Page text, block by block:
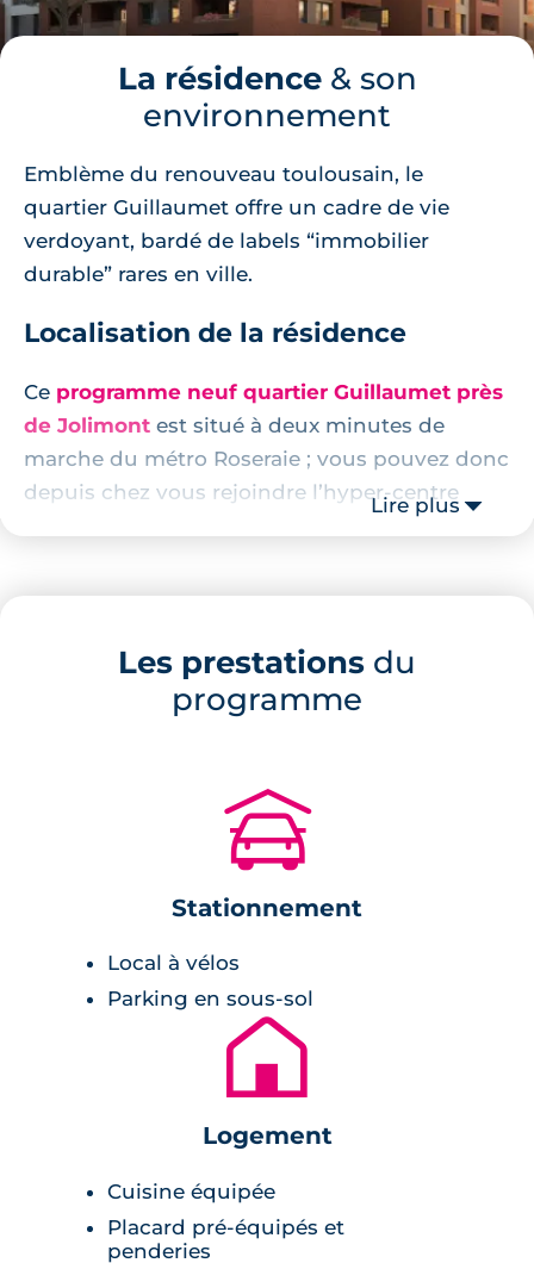
La résidence& son
environnement
Emblème du renouveau toulousain, le
quartier Guillaumet offre un cadre de vie
verdoyant, bardé de labels “immobilier
durable” rares en ville.
Localisation de la résidence
Ce programme neuf quartier Guillaumet près
de Jolimont est situé à deux minutes de
marche du métro Roseraie ; vous pouvez donc
depuis chez vous rejoindre l’hyper-centre
Les commerces sont accessibles en moins de
5 minutes de marche, de même que la crèche
et les établissements scolaires.
étant joignable en moins de 10 minutes, c’est
toute l’offre culturelle d’une grande métropole
qui est au pied de chez vous .
Description de la résidence
PrestaTerre qui met en valeur les
constructions pérennes à empreinte
L’intérieur des appartements est
Les cuisines sont équipées dans les
typologies studio, 2 et 3 pièces. Les
Lire plus
Les prestations du
programme
🚗
Stationnement
Local à vélos
Parking en sous-sol
🏚
Logement
Cuisine équipée
Placard pré-équipés et
penderies